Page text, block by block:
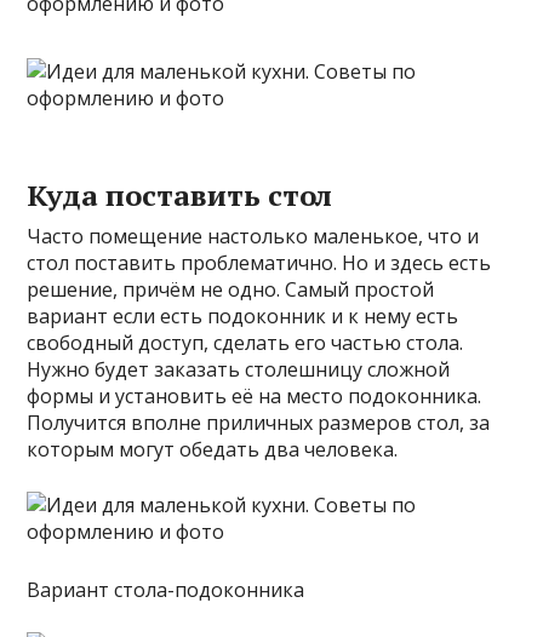
Куда поставить стол
Часто помещение настолько маленькое, что и
стол поставить проблематично. Но и здесь есть
решение, причём не одно. Самый простой
вариант если есть подоконник и к нему есть
свободный доступ, сделать его частью стола.
Нужно будет заказать столешницу сложной
формы и установить её на место подоконника.
Получится вполне приличных размеров стол, за
которым могут обедать два человека.
Вариант стола-подоконника